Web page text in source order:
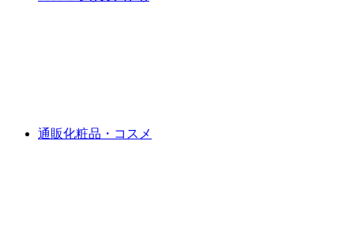
通販化粧品・コスメ